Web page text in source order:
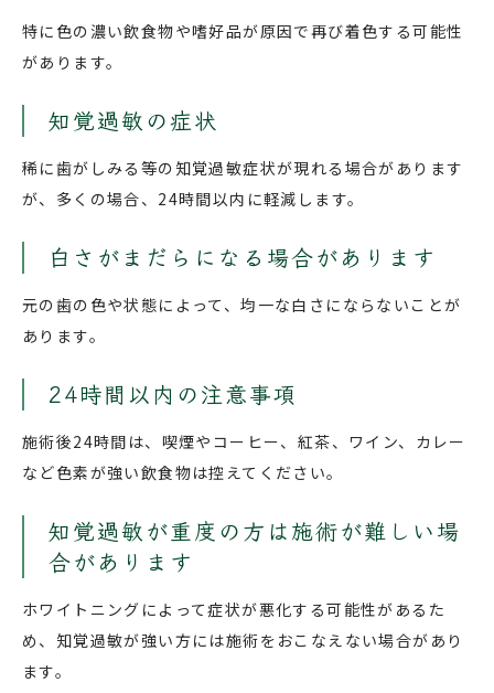
特に色の濃い飲食物や嗜好品が原因で再び着色する可能性
があります。
知覚過敏の症状
稀に歯がしみる等の知覚過敏症状が現れる場合があります
が、多くの場合、24時間以内に軽減します。
白さがまだらになる場合があります
元の歯の色や状態によって、均一な白さにならないことが
あります。
24時間以内の注意事項
施術後24時間は、喫煙やコーヒー、紅茶、ワイン、カレー
など色素が強い飲食物は控えてください。
知覚過敏が重度の方は施術が難しい場
合があります
ホワイトニングによって症状が悪化する可能性があるた
め、知覚過敏が強い方には施術をおこなえない場合があり
ます。